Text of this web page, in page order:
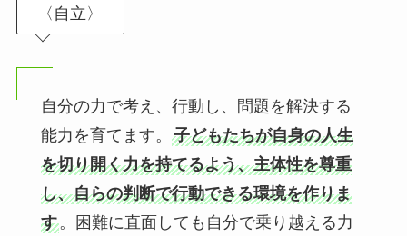
〈自立〉
自分の力で考え、行動し、問題を解決する
能力を育てます。 子どもたちが自身の人生
を切り開く力を持てるよう、主体性を尊重
し、自らの判断で行動できる環境を作りま
す。困難に直面しても自分で乗り越える力